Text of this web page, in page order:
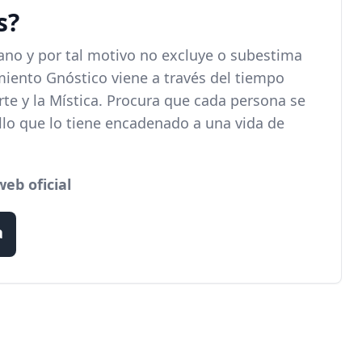
y por tal motivo no excluye o subestima
Gnóstico viene a través del tiempo
y la Mística. Procura que cada persona se
que lo tiene encadenado a una vida de
oficial